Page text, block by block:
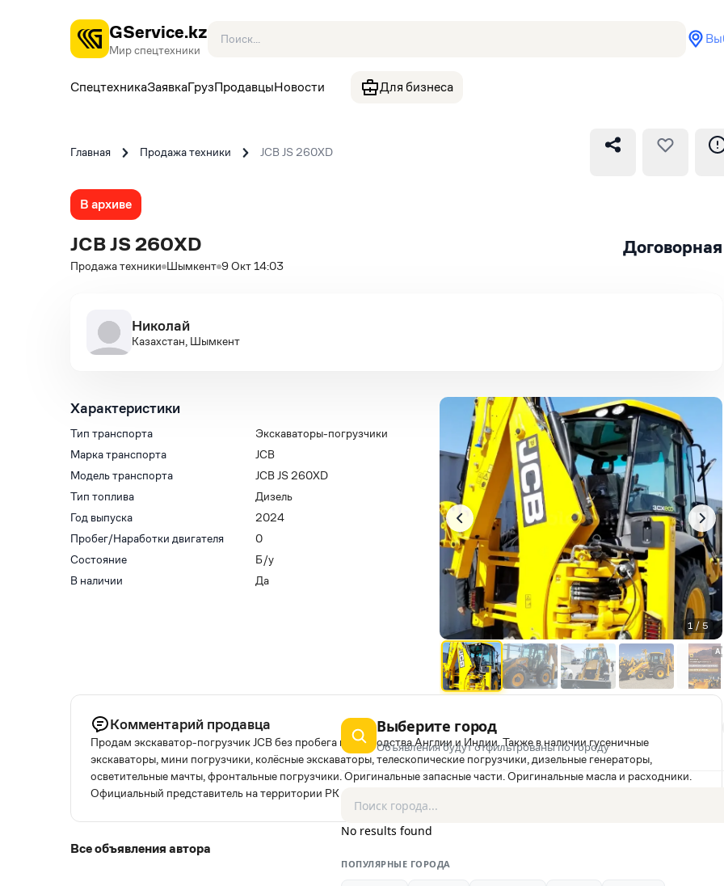
GService.kz
Мир спецтехники
СпецтехникаЗаявкаГрузПродавцыНовости Для бизнеса
Главная Продажа техники JCB JS 260XD
В архиве
JCB JS 260XD
Продажа техники Шымкент 9 Окт 14:03
Договорная
Николай
Казахстан, Шымкент
Характеристики
Тип транспорта
Экскаваторы-погрузчики
Марка транспорта
JCB
Модель транспорта
JCB JS 260XD
Тип топлива
Дизель
Год выпуска
2024
Пробег/Наработки двигателя
0
Состояние
Б/у
В наличии
Да
1 / 5
Комментарий продавца
Продам экскаватор-погрузчик JCB без пробега производства Англии и Индии. Также в наличии гусеничные
экскаваторы, мини погрузчики, колёсные экскаваторы, телескопические погрузчики, дизельные генераторы,
осветительные мачты, фронтальные погрузчики. Оригинальные запасные части. Оригинальные масла и расходники.
Официальный представитель на территории РК
Все объявления автора
Выберите город
Объявления будут отфильтрованы по городу
No results found
ПОПУЛЯРНЫЕ ГОРОДА